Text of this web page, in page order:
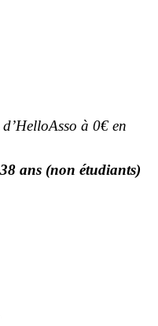
à 0€ en
ans (non étudiants)